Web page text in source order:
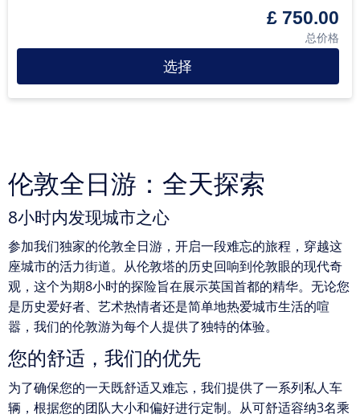
£ 750.00
总价格
选择
伦敦全日游：全天探索
8小时内发现城市之心
参加我们独家的伦敦全日游，开启一段难忘的旅程，穿越这
座城市的活力街道。从伦敦塔的历史回响到伦敦眼的现代奇
观，这个为期8小时的探险旨在展示英国首都的精华。无论您
是历史爱好者、艺术热情者还是简单地热爱城市生活的喧
嚣，我们的伦敦游为每个人提供了独特的体验。
您的舒适，我们的优先
为了确保您的一天既舒适又难忘，我们提供了一系列私人车
辆，根据您的团队大小和偏好进行定制。从可舒适容纳3名乘